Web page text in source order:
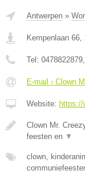
Antwerpen »
Kempenlaan 66,
Tel: 0478822879
E-mail › Clown
Website: https://
Clown Mr.
feesten en ▼
clown,